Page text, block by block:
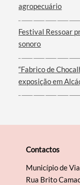
agropecuário
Festival Ressoar
sonoro
“Fabrico de
exposição em
Contactos
Município de
Rua Brito